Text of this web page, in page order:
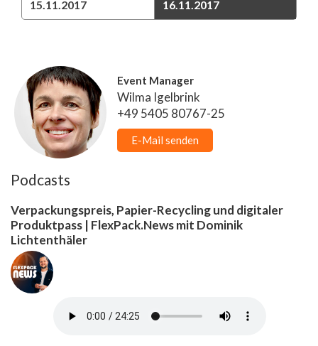
15.11.2017
16.11.2017
Event Manager
Wilma Igelbrink
+49 5405 80767-25
E-Mail senden
Podcasts
Verpackungspreis, Papier-Recycling und digitaler
Produktpass | FlexPack.News mit Dominik
Lichtenthäler